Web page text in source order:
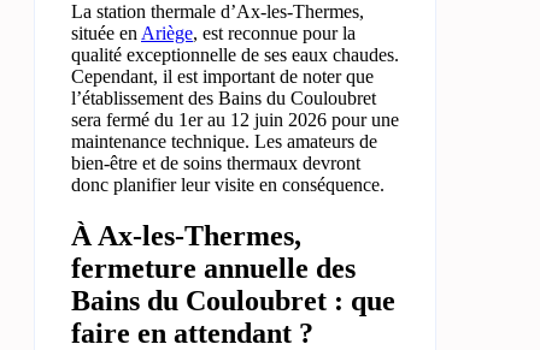
La station thermale d’Ax-les-Thermes,
située en Ariège, est reconnue pour la
qualité exceptionnelle de ses eaux chaudes.
Cependant, il est important de noter que
l’établissement des Bains du Couloubret
sera fermé du 1er au 12 juin 2026 pour une
maintenance technique. Les amateurs de
bien-être et de soins thermaux devront
donc planifier leur visite en conséquence.
À Ax-les-Thermes,
fermeture annuelle des
Bains du Couloubret : que
faire en attendant ?